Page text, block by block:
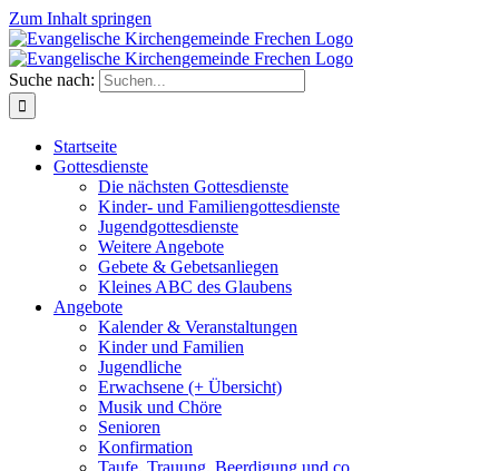
Zum Inhalt springen
Suche nach:
Startseite
Gottesdienste
Die nächsten Gottesdienste
Kinder- und Familiengottesdienste
Jugendgottesdienste
Weitere Angebote
Gebete & Gebetsanliegen
Kleines ABC des Glaubens
Angebote
Kalender & Veranstaltungen
Kinder und Familien
Jugendliche
Erwachsene (+ Übersicht)
Musik und Chöre
Senioren
Konfirmation
Taufe, Trauung, Beerdigung und co